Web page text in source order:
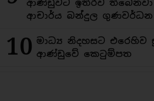
ආණ්ඩුවට ඉතිරිව තිබෙනවා
ආචාර්ය බන්දුල ගුණවර්ධන
10 මාධ්‍ය නිදහසට එරෙහිව
ආණ්ඩුවේ කෙටුම්පත